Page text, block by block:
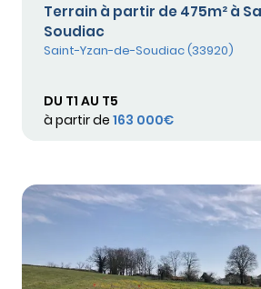
Terrain à partir de 475m² à
Soudiac
Saint-Yzan-de-Soudiac (33920)
DU T1 AU T5
à partir de 163 000€